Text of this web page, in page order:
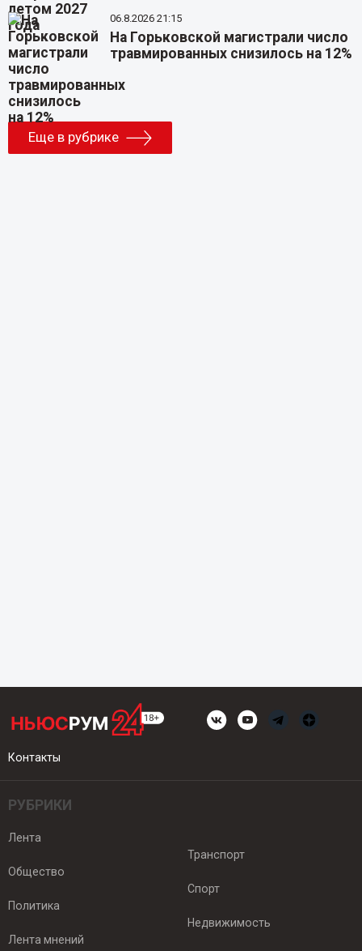
06.8.2026 21:15
На Горьковской магистрали число
травмированных снизилось на 12%
Еще в рубрике
Контакты
РУБРИКИ
Лента
Общество
Политика
Лента мнений
Транспорт
Спорт
Недвижимость